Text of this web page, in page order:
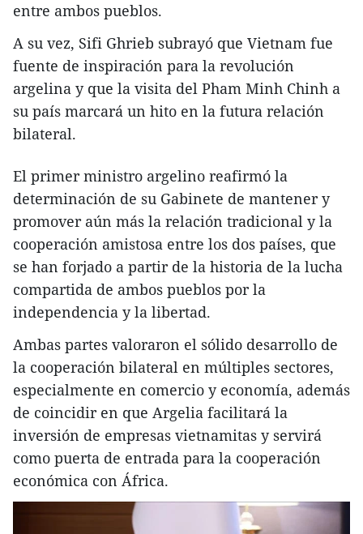
entre ambos pueblos.
A su vez, Sifi Ghrieb subrayó que Vietnam fue
fuente de inspiración para la revolución
argelina y que la visita del Pham Minh Chinh a
su país marcará un hito en la futura relación
bilateral.
El primer ministro argelino reafirmó la
determinación de su Gabinete de mantener y
promover aún más la relación tradicional y la
cooperación amistosa entre los dos países, que
se han forjado a partir de la historia de la lucha
compartida de ambos pueblos por la
independencia y la libertad.
Ambas partes valoraron el sólido desarrollo de
la cooperación bilateral en múltiples sectores,
especialmente en comercio y economía, además
de coincidir en que Argelia facilitará la
inversión de empresas vietnamitas y servirá
como puerta de entrada para la cooperación
económica con África.